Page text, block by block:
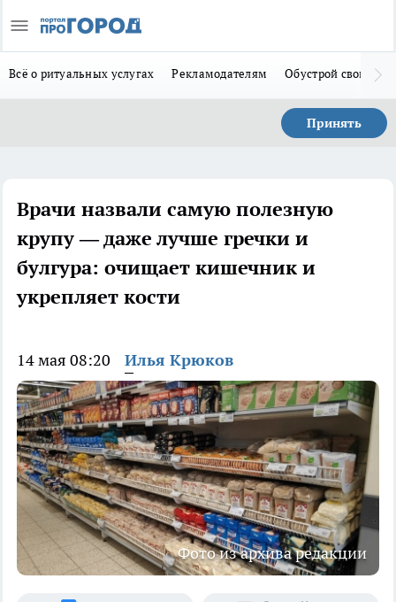
Всё о ритуальных услугах Рекламодателям Обустрой свой дом
Принять
Врачи назвали самую полезную
крупу — даже лучше гречки и
булгура: очищает кишечник и
укрепляет кости
14 мая 08:20 Илья Крюков
Фото из архива редакции